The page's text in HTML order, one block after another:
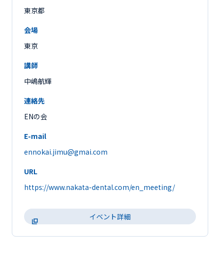
東京都
会場
東京
講師
中嶋航輝
連絡先
ENの会
E-mail
ennokai.jimu@gmai.com
URL
https://www.nakata-dental.com/en_meeting/
イベント詳細